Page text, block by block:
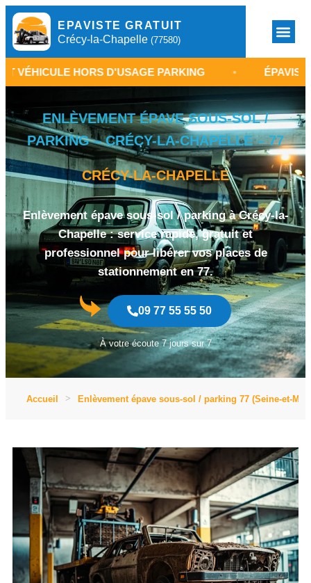
EPAVISTE GRATUIT
Crécy-la-Chapelle (77580)
D'USAGE PARKING • ÉPAVISTE CRÉCY-LA-
ENLÈVEMENT ÉPAVE SOUS-SOL /
PARKING – CRÉCY-LA-CHAPELLE – 77
CRÉCY-LA-CHAPELLE
Enlèvement épave sous-sol / parking à Crécy-la-
Chapelle : service rapide, gratuit et
professionnel pour libérer vos places de
stationnement en 77.
09 77 55 55 50
À votre écoute 7 jours sur 7
Accueil Enlèvement épave sous-sol / parking 77 (Seine-et-